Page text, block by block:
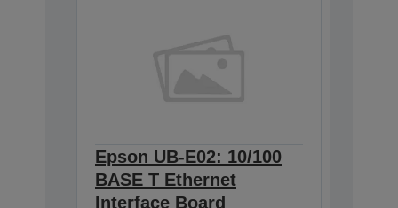
Epson UB-E02: 10/100
BASE T Ethernet
Interface Board